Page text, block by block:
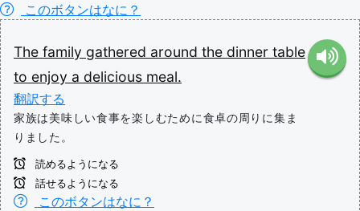
このボタンはなに？
The family gathered around the dinner table
to enjoy a delicious meal.
翻訳する
家族は美味しい食事を楽しむために食卓の周りに集ま
りました。
読めるようになる
話せるようになる
このボタンはなに？